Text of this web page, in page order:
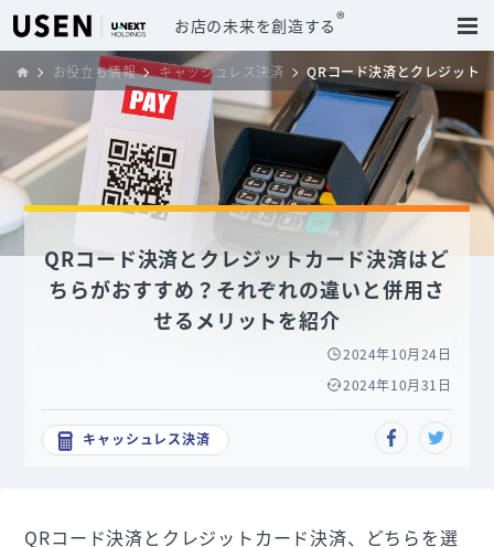
お店の未来を創造する®
お役立ち情報 キャッシュレス決済 QRコード決済とクレジット
QRコード決済とクレジットカード決済はど
ちらがおすすめ？それぞれの違いと併用さ
せるメリットを紹介
2024年10月24日
2024年10月31日
キャッシュレス決済
QRコード決済とクレジットカード決済、どちらを選